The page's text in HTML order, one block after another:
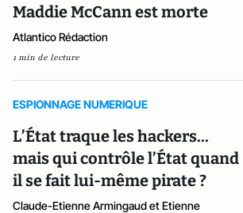
Maddie McCann est morte
Atlantico Rédaction
1 min de lecture
ESPIONNAGE NUMERIQUE
L’État traque les hackers...
mais qui contrôle l’État quand
il se fait lui-même pirate ?
Claude-Etienne Armingaud et Etienne